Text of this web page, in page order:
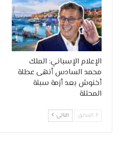
الإعلام الإسباني: الملك
محمد السادس أنهى عطلة
أخنوش بعد أزمة سبتة
المحتلة
السابق التالي